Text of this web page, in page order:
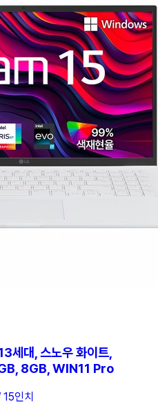
세대, 스노우 화이트,
8GB, WIN11 Pro
인치